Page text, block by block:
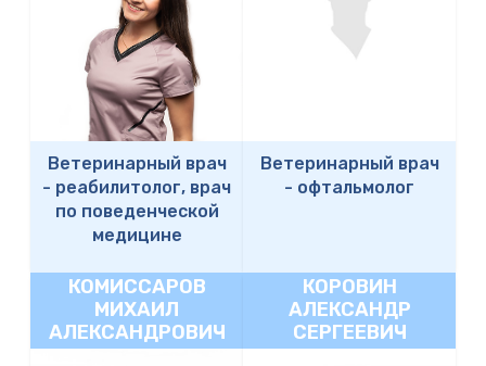
Ветеринарный врач
- реабилитолог, врач
по поведенческой
медицине
Ветеринарный врач
- офтальмолог
КОМИССАРОВ
МИХАИЛ
АЛЕКСАНДРОВИЧ
КОРОВИН
АЛЕКСАНДР
СЕРГЕЕВИЧ